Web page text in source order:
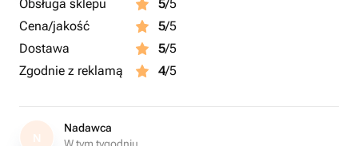
Obsługa sklepu 5/5
Cena/jakość
5/5
Dostawa
5/5
Zgodnie z reklamą
4/5
N
Nadawca